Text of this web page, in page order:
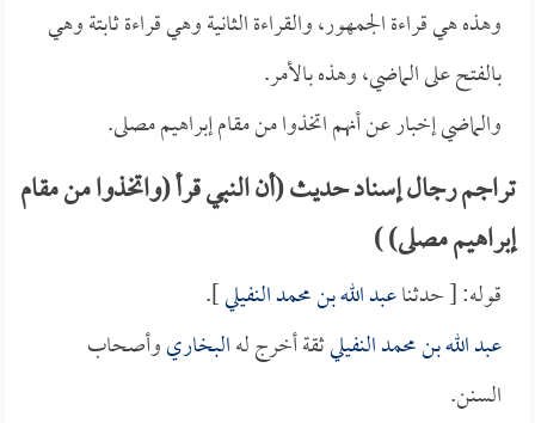
وهذه هي قراءة الجمهور، والقراءة الثانية وهي قراءة ثابتة وهي
بالفتح على الماضي، وهذه بالأمر.
والماضي إخبار عن أنهم اتخذوا من مقام إبراهيم مصلى.
تراجم رجال إسناد حديث (أن النبي قرأ (واتخذوا من مقام
إبراهيم مصلى) )
قوله: [ حدثناعبد الله بن محمد النفيلي].
عبد الله بن محمد النفيليثقة أخرج لهالبخاريوأصحاب
السنن.